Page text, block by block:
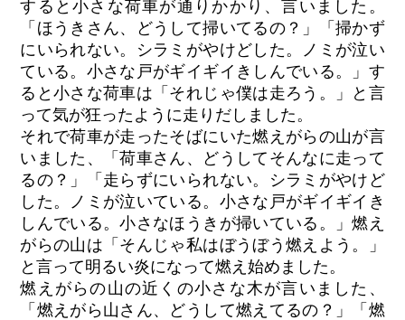
すると小さな荷車が通りかかり、言いました。
「ほうきさん、どうして掃いてるの？」「掃かず
にいられない。シラミがやけどした。ノミが泣い
ている。小さな戸がギイギイきしんでいる。」す
ると小さな荷車は「それじゃ僕は走ろう。」と言
って気が狂ったように走りだしました。
それで荷車が走ったそばにいた燃えがらの山が言
いました、「荷車さん、どうしてそんなに走って
るの？」「走らずにいられない。シラミがやけど
した。ノミが泣いている。小さな戸がギイギイき
しんでいる。小さなほうきが掃いている。」燃え
がらの山は「そんじゃ私はぼうぼう燃えよう。」
と言って明るい炎になって燃え始めました。
燃えがらの山の近くの小さな木が言いました、
「燃えがら山さん、どうして燃えてるの？」「燃